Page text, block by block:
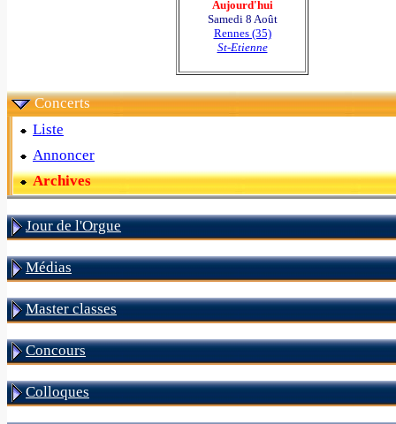
Aujourd'hui
Samedi 8 Août
Rennes (35)
St-Etienne
Concerts
Liste
Annoncer
Archives
Jour de l'Orgue
Médias
Master classes
Concours
Colloques